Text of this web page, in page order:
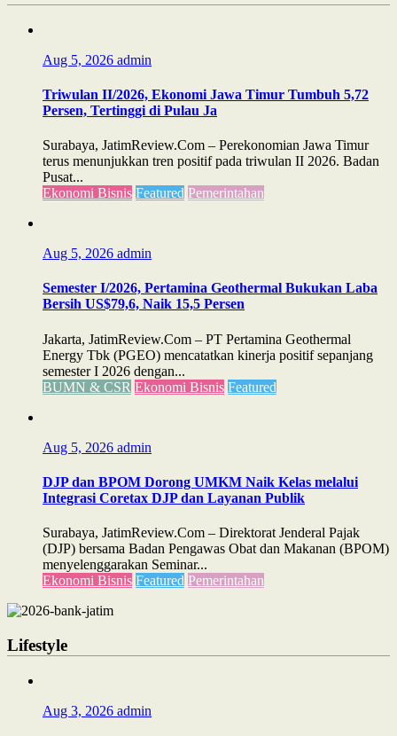
Aug 5, 2026 admin
Triwulan II/2026, Ekonomi Jawa Timur Tumbuh 5,72
Persen, Tertinggi di Pulau Ja
Surabaya, JatimReview.Com – Perekonomian Jawa Timur
terus menunjukkan tren positif pada triwulan II 2026. Badan
Pusat...
Ekonomi Bisnis Featured Pemerintahan
Aug 5, 2026 admin
Semester I/2026, Pertamina Geothermal Bukukan Laba
Bersih US$79,6, Naik 15,5 Persen
Jakarta, JatimReview.Com – PT Pertamina Geothermal
Energy Tbk (PGEO) mencatatkan kinerja positif sepanjang
semester I 2026 dengan...
BUMN & CSR Ekonomi Bisnis Featured
Aug 5, 2026 admin
DJP dan BPOM Dorong UMKM Naik Kelas melalui
Integrasi Coretax DJP dan Layanan Publik
Surabaya, JatimReview.Com – Direktorat Jenderal Pajak
(DJP) bersama Badan Pengawas Obat dan Makanan (BPOM)
menyelenggarakan Seminar...
Ekonomi Bisnis Featured Pemerintahan
Lifestyle
Aug 3, 2026 admin